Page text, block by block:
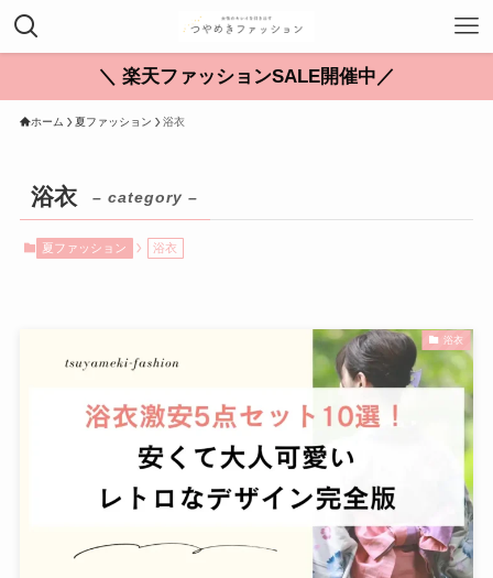
＼ 楽天ファッションSALE開催中／
ホーム 夏ファッション 浴衣
浴衣 – category –
夏ファッション 浴衣
浴衣